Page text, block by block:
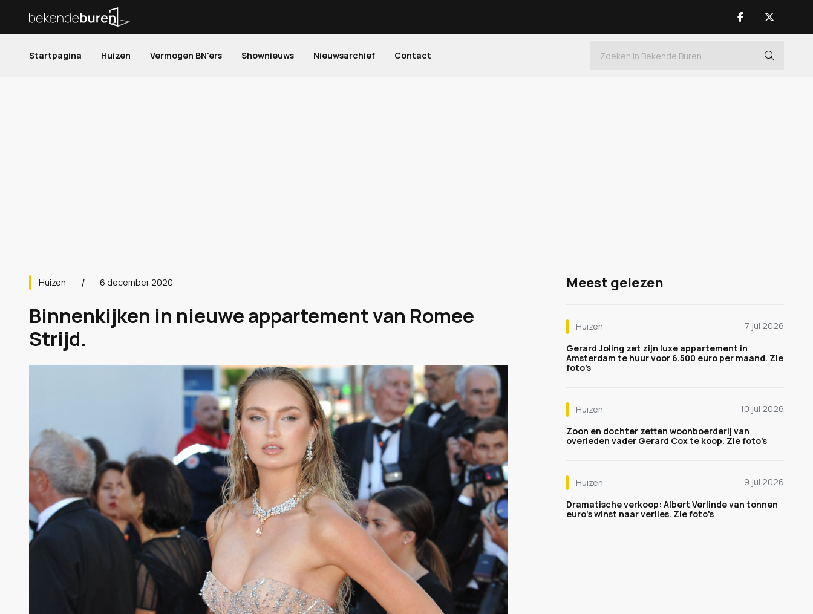
Startpagina Huizen Vermogen BN'ers Shownieuws Nieuwsarchief Contact
Huizen 6 december 2020
Binnenkijken in nieuwe appartement van Romee
Strijd.
Meest gelezen
Huizen
7 jul 2026
Gerard Joling zet zijn luxe appartement in
Amsterdam te huur voor 6.500 euro per maand. Zie
foto's
Huizen
10 jul 2026
Zoon en dochter zetten woonboerderij van
overleden vader Gerard Cox te koop. Zie foto's
Huizen
9 jul 2026
Dramatische verkoop: Albert Verlinde van tonnen
euro's winst naar verlies. Zie foto's